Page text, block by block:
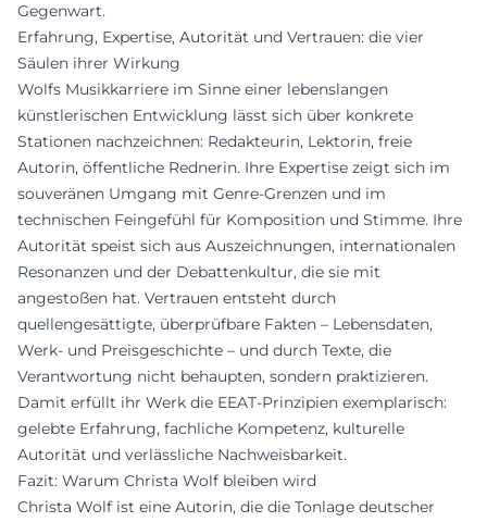
Gegenwart.
Erfahrung, Expertise, Autorität und Vertrauen: die vier
Säulen ihrer Wirkung
Wolfs Musikkarriere im Sinne einer lebenslangen
künstlerischen Entwicklung lässt sich über konkrete
Stationen nachzeichnen: Redakteurin, Lektorin, freie
Autorin, öffentliche Rednerin. Ihre Expertise zeigt sich im
souveränen Umgang mit Genre-Grenzen und im
technischen Feingefühl für Komposition und Stimme. Ihre
Autorität speist sich aus Auszeichnungen, internationalen
Resonanzen und der Debattenkultur, die sie mit
angestoßen hat. Vertrauen entsteht durch
quellengesättigte, überprüfbare Fakten – Lebensdaten,
Werk- und Preisgeschichte – und durch Texte, die
Verantwortung nicht behaupten, sondern praktizieren.
Damit erfüllt ihr Werk die EEAT-Prinzipien exemplarisch:
gelebte Erfahrung, fachliche Kompetenz, kulturelle
Autorität und verlässliche Nachweisbarkeit.
Fazit: Warum Christa Wolf bleiben wird
Christa Wolf ist eine Autorin, die die Tonlage deutscher